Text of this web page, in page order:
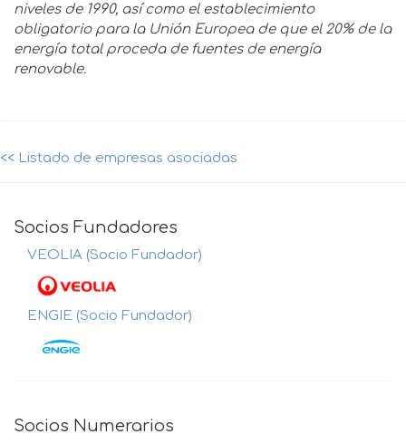
niveles de 1990, así como el establecimiento
obligatorio para la Unión Europea de que el 20% de la
energía total proceda de fuentes de energía
renovable.
<< Listado de empresas asociadas
Socios Fundadores
VEOLIA (Socio Fundador)
ENGIE (Socio Fundador)
Socios Numerarios